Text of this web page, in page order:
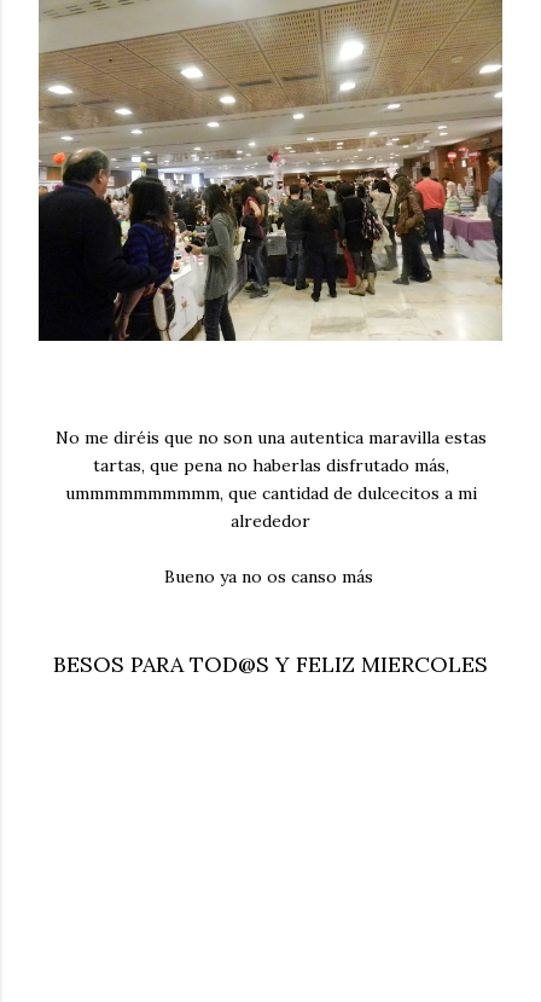
No me diréis que no son una autentica maravilla estas
tartas, que pena no haberlas disfrutado más,
ummmmmmmmmm, que cantidad de dulcecitos a mi
alrededor
Bueno ya no os canso más
BESOS PARA TOD@S Y FELIZ MIERCOLES